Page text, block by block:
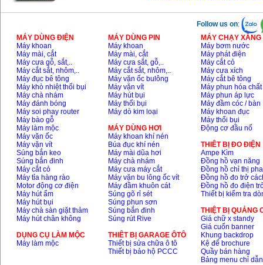
Follow us on:
MÁY DÙNG ĐIỆN
Máy khoan
Máy mài, cắt
Máy cưa gỗ, sắt,..
Máy cắt sắt, nhôm,..
Máy đục bê tông
Máy khò nhiệt thổi bụi
Máy chà nhám
Máy đánh bóng
Máy soi phay router
Máy bào gỗ
Máy làm mộc
Máy vặn ốc
Máy vặn vít
Súng bắn keo
Súng bắn đinh
Máy cắt cỏ
Máy tỉa hàng rào
Motor động cơ điện
Máy hút ẩm
Máy hút bụi
Máy chà sàn giặt thảm
Máy hút chân không
DỤNG CỤ LÀM MỘC
Máy làm mộc
MÁY DÙNG PIN
Máy khoan
Máy mài, cắt
Máy cưa sắt, gỗ,..
Máy cắt sắt, nhôm,..
Máy vặn ốc bulông
Máy vặn vít
Máy hút bụi
Máy thổi bụi
Máy dò kim loại
MÁY DÙNG HƠI
Máy khoan khí nén
Búa đục khí nén
Máy mài dũa hơi
Máy chà nhám
Máy cưa máy cắt
Máy vặn bu lông ốc vít
Máy đầm khuôn cát
Súng gõ rỉ sét
Súng phun sơn
Súng bắn đinh
Súng rút Rive
THIÊT BỊ GARAGE ÔTÔ
Thiết bị sửa chữa ô tô
Thiết bị bảo hộ PCCC
MÁY CHẠY
Máy bơm nước
Máy phát điện
Máy cắt cỏ
Máy cưa xích
Máy cắt bê tông
Máy phun hóa chất
Máy phun áp lực
Máy đầm cóc / bàn
Máy khoan đục
Máy thổi bụi
Động cơ đầu nổ
THIÊT BỊ ĐO ĐIỆN
Ampe Kìm
Đồng hồ vạn năng
Đồng hồ chỉ thị pha
Đồng hồ đo trở
Đồng hồ đo điện
Thiết bị kiểm tra
THIỆT BỊ QUẢNG
Giá chữ x standy
Giá cuốn banner
Khung backdrop
Kệ để brochure
Quầy bán hàng
Bảng menu chỉ dẫn